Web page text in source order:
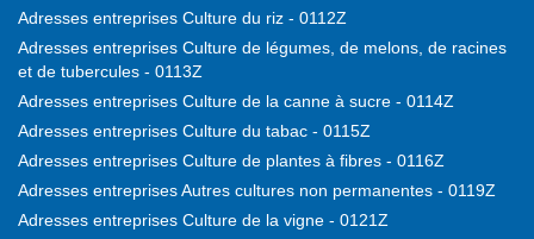
Adresses entreprises Culture du riz - 0112Z
Adresses entreprises Culture de légumes, de melons, de racines
et de tubercules - 0113Z
Adresses entreprises Culture de la canne à sucre - 0114Z
Adresses entreprises Culture du tabac - 0115Z
Adresses entreprises Culture de plantes à fibres - 0116Z
Adresses entreprises Autres cultures non permanentes - 0119Z
Adresses entreprises Culture de la vigne - 0121Z